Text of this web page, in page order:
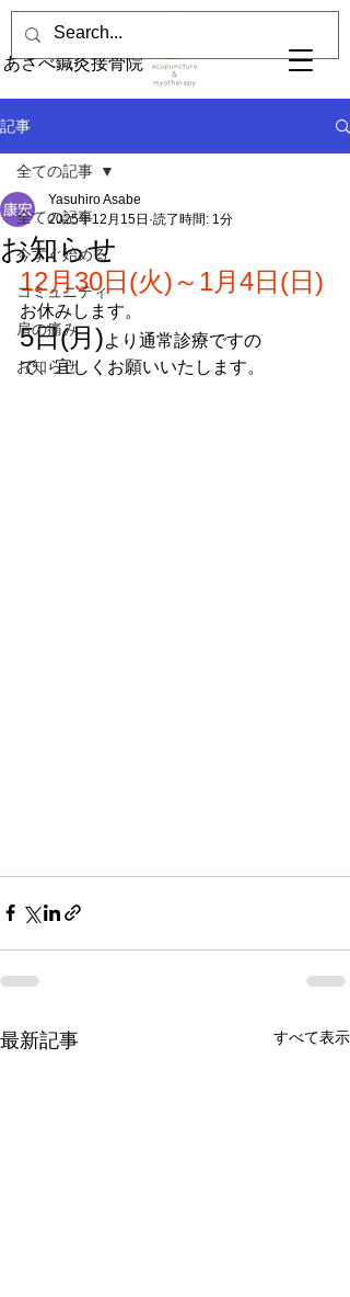
あさべ鍼灸接骨院
記事
全ての記事
今すぐ始める
コミュニティ
肩の痛み
お知らせ
全ての記事
お知らせ
Yasuhiro Asabe
2025年12月15日 読了時間: 1分
12月30日(火)～1月4日(日)
お休みします。
5日(月)より通常診療ですの
で、宜しくお願いいたします。
最新記事 すべて表示